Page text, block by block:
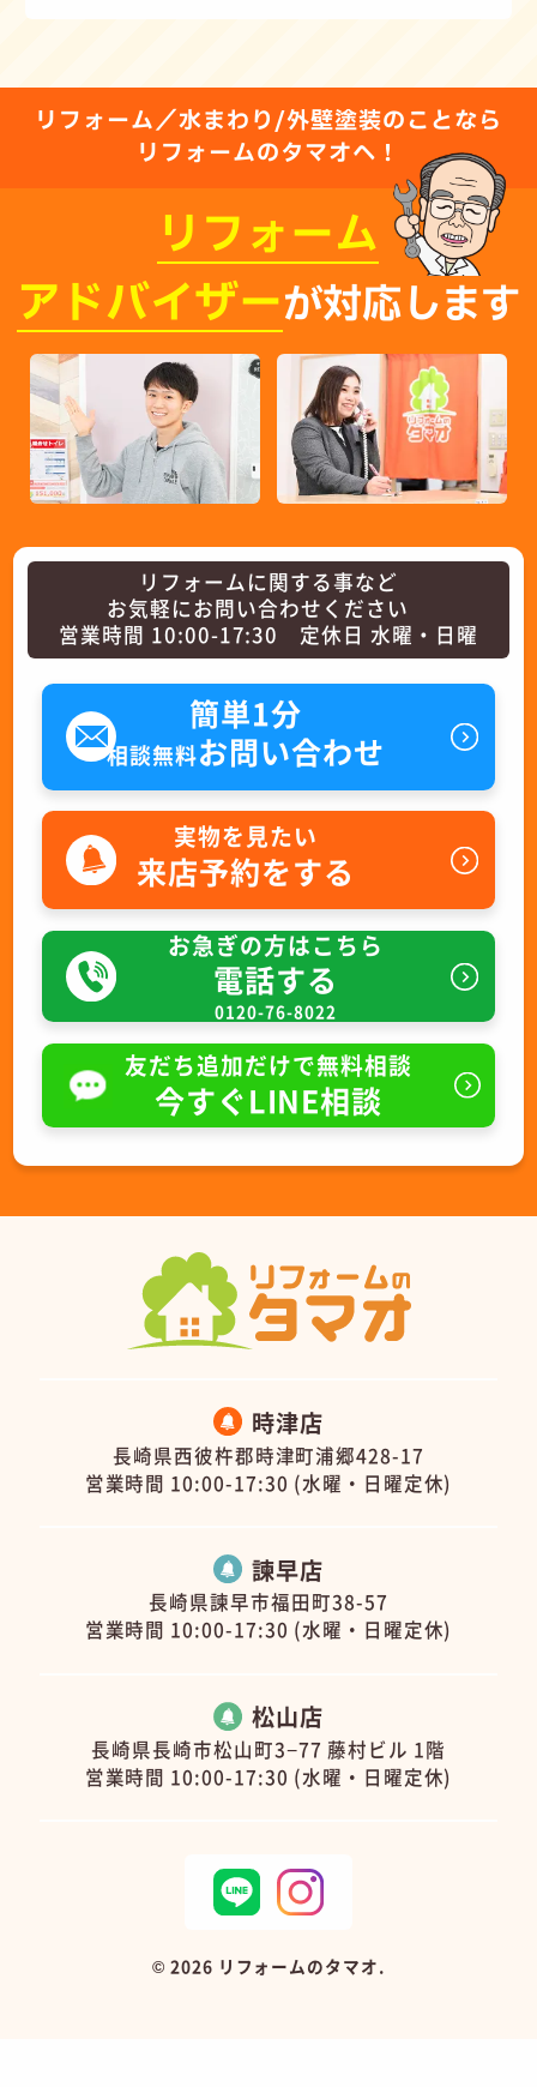
リフォーム／水まわり/外壁塗装のことなら
リフォームのタマオへ！
リフォーム
アドバイザーが対応します
リフォームに関する事など
お気軽にお問い合わせください
営業時間 10:00-17:30 定休日 水曜・日曜
簡単1分
相談無料お問い合わせ
実物を見たい
来店予約をする
お急ぎの方はこちら
電話する
0120-76-8022
友だち追加だけで無料相談
今すぐLINE相談
時津店
長崎県西彼杵郡時津町浦郷428-17
営業時間 10:00-17:30 (水曜・日曜定休)
諫早店
長崎県諫早市福田町38-57
営業時間 10:00-17:30 (水曜・日曜定休)
松山店
長崎県長崎市松山町3−77 藤村ビル 1階
営業時間 10:00-17:30 (水曜・日曜定休)
© 2026 リフォームのタマオ.